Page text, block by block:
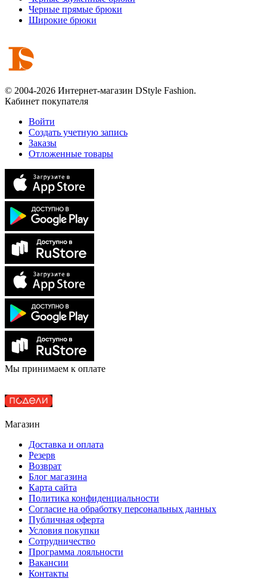
Черные прямые брюки
Широкие брюки
© 2004-2026 Интернет-магазин DStyle Fashion.
Кабинет покупателя
Войти
Создать учетную запись
Заказы
Отложенные товары
Мы принимаем к оплате
Магазин
Доставка и оплата
Резерв
Возврат
Блог магазина
Карта сайта
Политика конфиденциальности
Согласие на обработку персональных данных
Публичная оферта
Условия покупки
Сотрудничество
Программа лояльности
Вакансии
Контакты